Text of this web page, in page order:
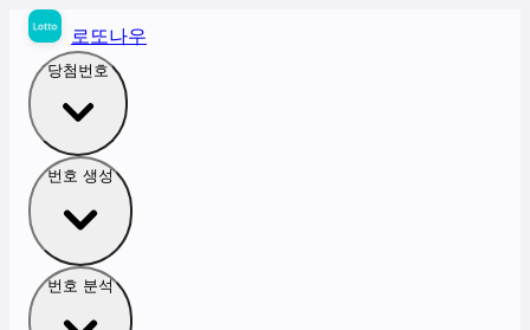
로또나우
당첨번호
번호 생성
번호 분석